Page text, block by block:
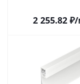
2 255.82₽/